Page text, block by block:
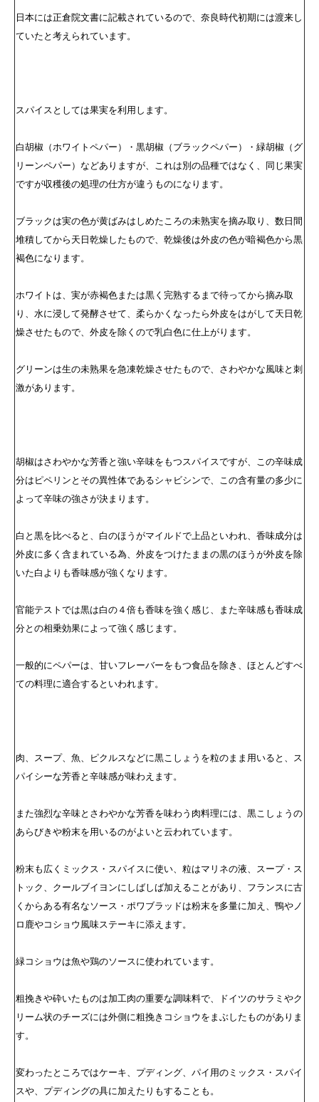
日本には正倉院文書に記載されているので、奈良時代初期には渡来し
ていたと考えられています。
スパイスとしては果実を利用します。
白胡椒（ホワイトペパー）・黒胡椒（ブラックペパー）・緑胡椒（グ
リーンペパー）などありますが、これは別の品種ではなく、同じ果実
ですが収穫後の処理の仕方が違うものになります。
ブラックは実の色が黄ばみはしめたころの未熟実を摘み取り、数日間
堆積してから天日乾燥したもので、乾燥後は外皮の色が暗褐色から黒
褐色になります。
ホワイトは、実が赤褐色または黒く完熟するまで待ってから摘み取
り、水に浸して発酵させて、柔らかくなったら外皮をはがして天日乾
燥させたもので、外皮を除くので乳白色に仕上がります。
グリーンは生の未熟果を急凍乾燥させたもので、さわやかな風味と刺
激があります。
胡椒はさわやかな芳香と強い辛味をもつスパイスですが、この辛味成
分はピペリンとその異性体であるシャビシンで、この含有量の多少に
よって辛味の強さが決まります。
白と黒を比べると、白のほうがマイルドで上品といわれ、香味成分は
外皮に多く含まれている為、外皮をつけたままの黒のほうが外皮を除
いた白よりも香味感が強くなります。
官能テストでは黒は白の４倍も香味を強く感じ、また辛味感も香味成
分との相乗効果によって強く感じます。
一般的にペパーは、甘いフレーバーをもつ食品を除き、ほとんどすべ
ての料理に適合するといわれます。
肉、スープ、魚、ピクルスなどに黒こしょうを粒のまま用いると、ス
パイシーな芳香と辛味感が味わえます。
また強烈な辛味とさわやかな芳香を味わう肉料理には、黒こしょうの
あらびきや粉末を用いるのがよいと云われています。
粉末も広くミックス・スパイスに使い、粒はマリネの液、スープ・ス
トック、クールブイヨンにしばしば加えることがあり、フランスに古
くからある有名なソース・ポワブラッドは粉末を多量に加え、鴨やノ
ロ鹿やコショウ風味ステーキに添えます。
緑コショウは魚や鶏のソースに使われています。
粗挽きや砕いたものは加工肉の重要な調味料で、ドイツのサラミやク
リーム状のチーズには外側に粗挽きコショウをまぶしたものがありま
す。
変わったところではケーキ、プディング、パイ用のミックス・スパイ
スや、プディングの具に加えたりもすることも。